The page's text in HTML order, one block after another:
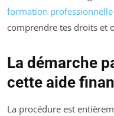
formation
comprendre tes droits et
La démarche
cette aide
La procédure est